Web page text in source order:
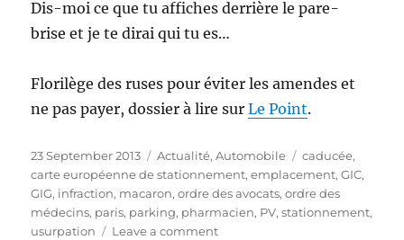
Dis-moi ce que tu affiches derrière le pare-
brise et je te dirai qui tu es…
Florilège des ruses pour éviter les amendes et
ne pas payer, dossier à lire surLe Point.
Posted
on
23 September 2013 Categories
Actualité,Automobile Tags
caducée,
carte européenne de stationnement,emplacement,GIC,
GIG, infraction, macaron,ordre des avocats,ordre des
médecins, paris, parking, pharmacien, PV,stationnement,
usurpation
Leave a commenton